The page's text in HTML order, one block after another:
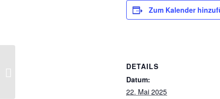
Zum Kalender
DETAILS
Datum:
22. Mai 2025